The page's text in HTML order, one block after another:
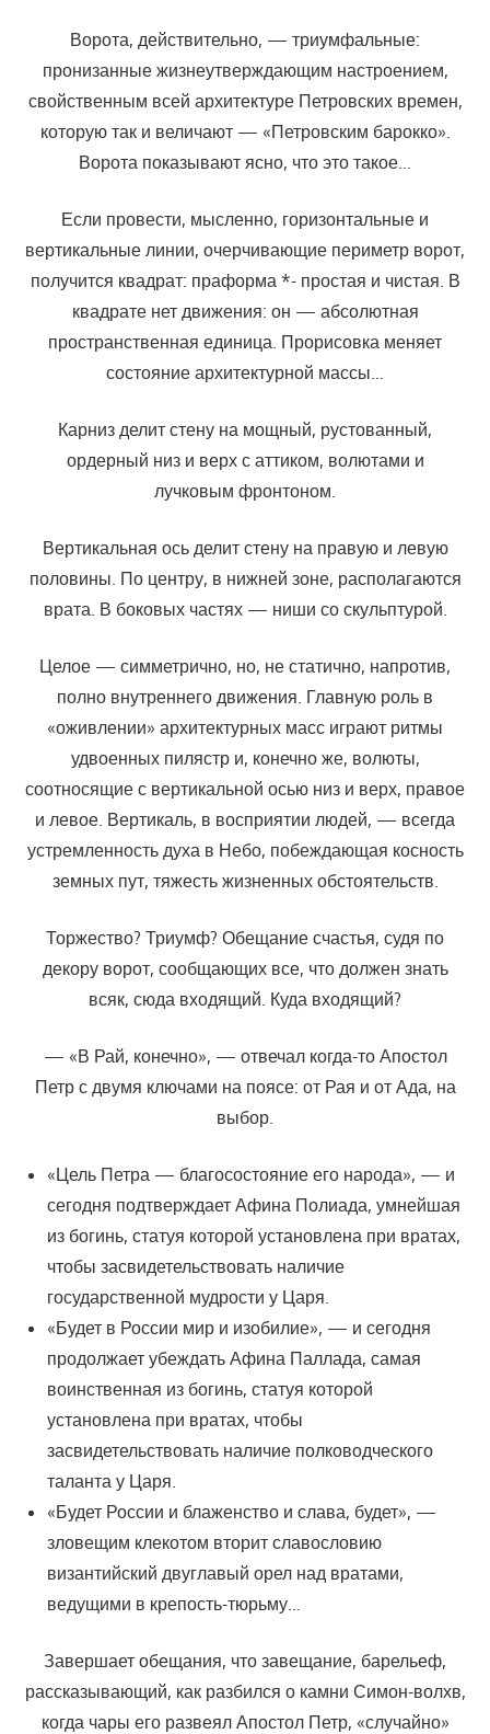
Ворота, действительно, — триумфальные:
пронизанные жизнеутверждающим настроением,
свойственным всей архитектуре Петровских времен,
которую так и величают — «Петровским барокко».
Ворота показывают ясно, что это такое…
Если провести, мысленно, горизонтальные и
вертикальные линии, очерчивающие периметр ворот,
получится квадрат: праформа *- простая и чистая. В
квадрате нет движения: он — абсолютная
пространственная единица. Прорисовка меняет
состояние архитектурной массы…
Карниз делит стену на мощный, рустованный,
ордерный низ и верх с аттиком, волютами и
лучковым фронтоном.
Вертикальная ось делит стену на правую и левую
половины. По центру, в нижней зоне, располагаются
врата. В боковых частях — ниши со скульптурой.
Целое — симметрично, но, не статично, напротив,
полно внутреннего движения. Главную роль в
«оживлении» архитектурных масс играют ритмы
удвоенных пилястр и, конечно же, волюты,
соотносящие с вертикальной осью низ и верх, правое
и левое. Вертикаль, в восприятии людей, — всегда
устремленность духа в Небо, побеждающая косность
земных пут, тяжесть жизненных обстоятельств.
Торжество? Триумф? Обещание счастья, судя по
декору ворот, сообщающих все, что должен знать
всяк, сюда входящий. Куда входящий?
— «В Рай, конечно», — отвечал когда-то Апостол
Петр с двумя ключами на поясе: от Рая и от Ада, на
выбор.
«Цель Петра — благосостояние его народа», — и
сегодня подтверждает Афина Полиада, умнейшая
из богинь, статуя которой установлена при вратах,
чтобы засвидетельствовать наличие
государственной мудрости у Царя.
«Будет в России мир и изобилие», — и сегодня
продолжает убеждать Афина Паллада, самая
воинственная из богинь, статуя которой
установлена при вратах, чтобы
засвидетельствовать наличие полководческого
таланта у Царя.
«Будет России и блаженство и слава, будет», —
зловещим клекотом вторит славословию
византийский двуглавый орел над вратами,
ведущими в крепость-тюрьму…
Завершает обещания, что завещание, барельеф,
рассказывающий, как разбился о камни Симон-волхв,
когда чары его развеял Апостол Петр, «случайно»